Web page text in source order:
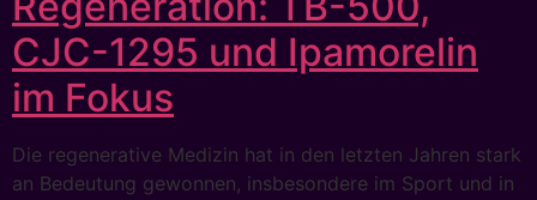
CJC-1295 und Ipamorelin
im Fokus
Die regenerative Medizin hat in den letzten Jahren stark
an Bedeutung gewonnen, insbesondere im Sport und in